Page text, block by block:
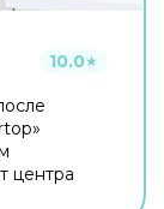
10.0★
центра